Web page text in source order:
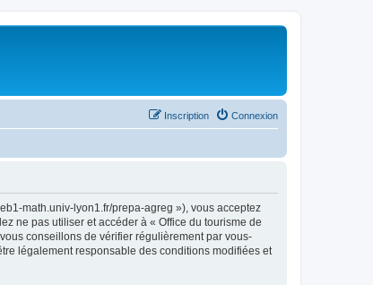
Connexion
Inscription
math.univ-lyon1.fr/prepa-agreg »), vous acceptez
ne pas utiliser et accéder à « Office du tourisme de
conseillons de vérifier régulièrement par vous-
légalement responsable des conditions modifiées et